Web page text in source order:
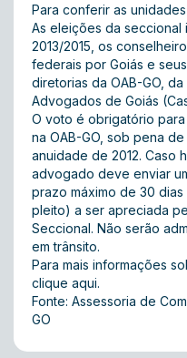
Para conferir as
As eleições da
2013/2015, os
federais por Goiás e
diretorias da OAB-GO,
Advogados de Goiás
O voto é obrigatório
na OAB-GO, sob pena
anuidade de 2012. Caso
advogado deve enviar
prazo máximo de 30
pleito) a ser apreciada
Seccional. Não serão
em trânsito.
Para mais informações
clique aqui.
Fonte: Assessoria de
GO